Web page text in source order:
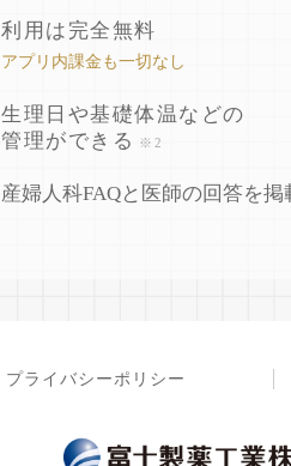
利用は完全無料
アプリ内課金も一切なし
生理日や基礎体温などの
管理ができる
※2
産婦人科FAQと医師の回答を掲
プライバシーポリシー